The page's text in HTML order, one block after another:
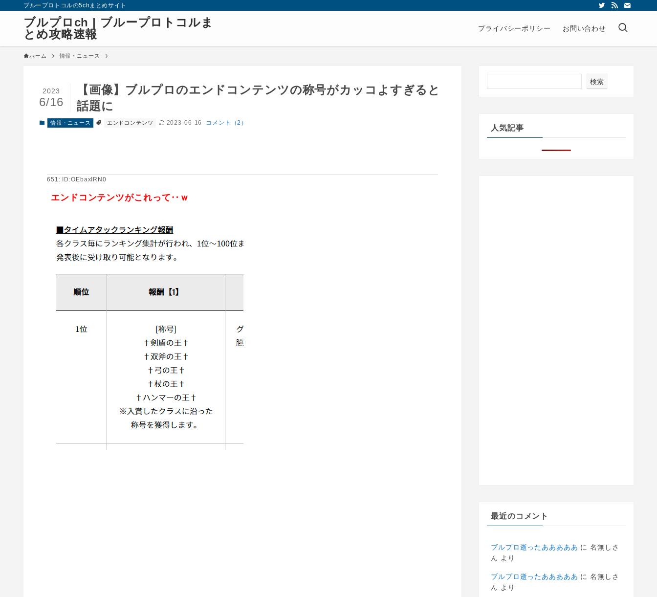
ブループロトコルの5chまとめサイト
ブルプロch | ブループロトコルま
とめ攻略速報
プライバシーポリシー お問い合わせ
ホーム 情報・ニュース
【画像】ブルプロのエンドコンテンツの称号がカッコよすぎると
話題に
2023
6/16
情報・ニュース エンドコンテンツ 2023-06-16 コメント（2）
651: ID:OEbaxIRN0
エンドコンテンツがこれって‥ｗ
検索
人気記事
最近のコメント
ブルプロ逝ったあああああ に名無しさ
ん より
ブルプロ逝ったあああああ に名無しさ
ん より